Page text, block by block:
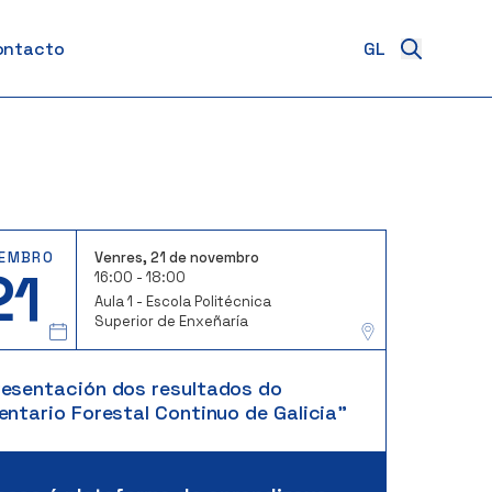
Venres, 21 de novembro
16:00 - 18:00
Aula 1 - Escola Politécnica
Superior de Enxeñaría
dos resultados do
Forestal Continuo de Galicia"